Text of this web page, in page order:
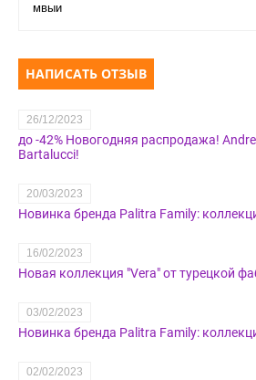
мвыи
НАПИСАТЬ ОТЗЫВ
26/12/2023
до -42% Новогодняя распродажа!
Bartalucci!
20/03/2023
Новинка бренда Palitra Family:
16/02/2023
Новая коллекция "Vera" от турецкой
03/02/2023
Новинка бренда Palitra Family:
02/02/2023